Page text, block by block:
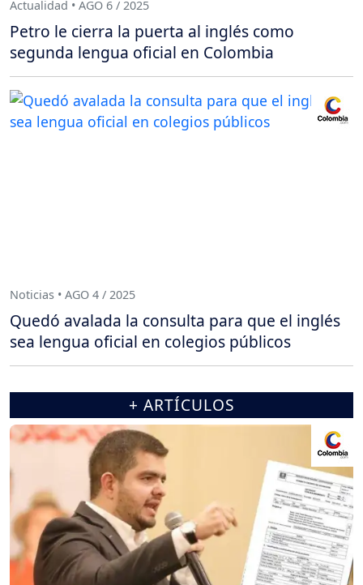
Actualidad • AGO 6 / 2025
Petro le cierra la puerta al inglés como
segunda lengua oficial en Colombia
Noticias • AGO 4 / 2025
Quedó avalada la consulta para que el inglés
sea lengua oficial en colegios públicos
+ ARTÍCULOS